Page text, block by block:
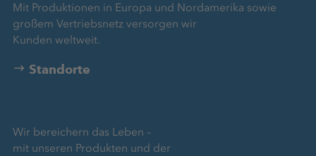
Mit Produktionen in Europa und Nordamerika sowie
großem Vertriebsnetz versorgen wir
Kunden weltweit.
Standorte
Wir bereichern das Leben –
mit unseren Produkten und der